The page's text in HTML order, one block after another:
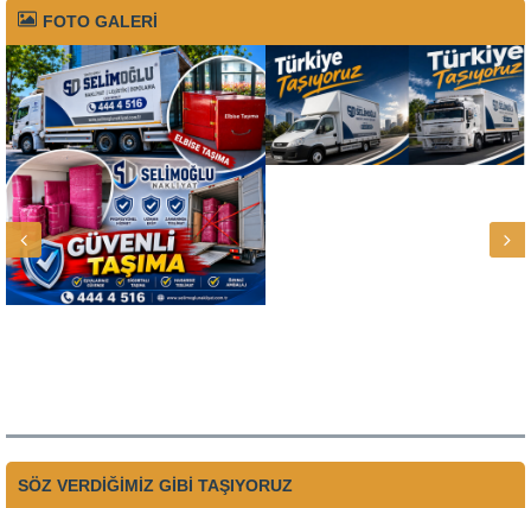
FOTO GALERİ
SÖZ VERDİĞİMİZ GİBİ TAŞIYORUZ